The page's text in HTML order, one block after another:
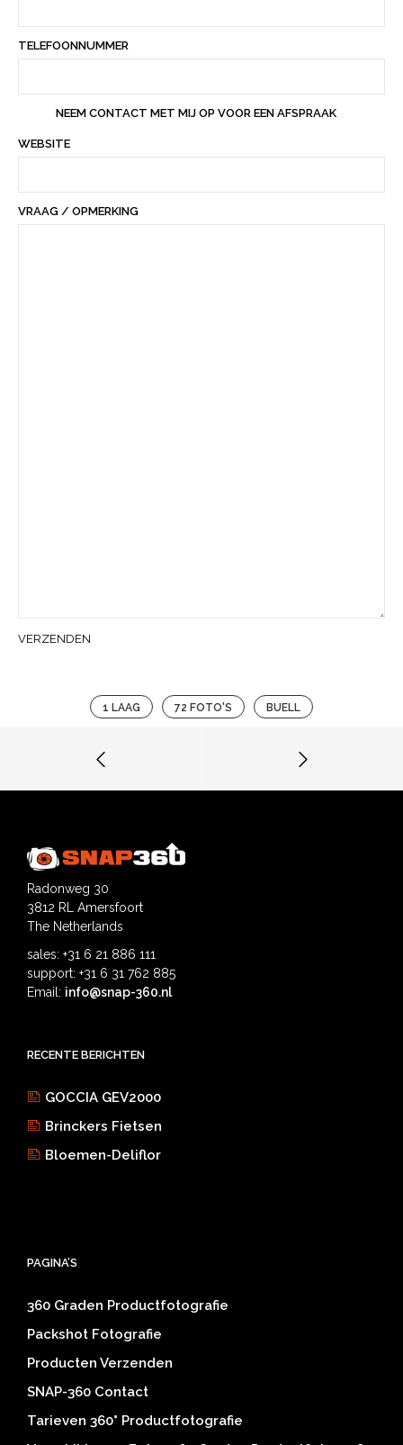
TELEFOONNUMMER
NEEM CONTACT MET MIJ OP VOOR EEN AFSPRAAK
WEBSITE
VRAAG / OPMERKING
VERZENDEN
1 LAAG 72 FOTO'S BUELL
Radonweg 30
3812 RL Amersfoort
The Netherlands
sales: +31 6 21 886 111
support: +31 6 31 762 885
Email: info@snap-360.nl
RECENTE BERICHTEN
GOCCIA GEV2000
Brinckers Fietsen
Bloemen-Deliflor
PAGINA’S
360 Graden Productfotografie
Packshot Fotografie
Producten Verzenden
SNAP-360 Contact
Tarieven 360° Productfotografie